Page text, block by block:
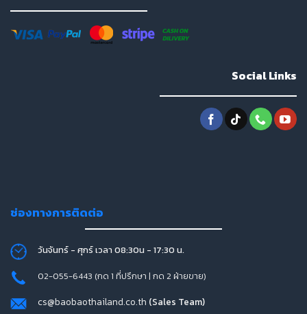
Social Links
ช่องทางการติดต่อ
วันจันทร์ - ศุกร์ เวลา 08:30น - 17:30 น.
02-055-6443 (กด 1 ที่ปรึกษา | กด 2 ฝ่ายขาย)
cs@baobaothailand.co.th (Sales Team)